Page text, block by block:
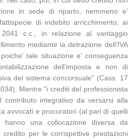
in sede di riparto, nemmeno e’
di indebito arricchimento, ai
2041 c.c., in relazione al vantaggio
mediante la detrazione dell’IVA
tale situazione e’ conseguenza
dell’imposta e non di
del sistema concorsuale” (Cass. 17
Mentre “i crediti del professionista
contributo integrativo da versarsi alla
avvocati e procuratori (al pari di quelli
hanno una collocazione diversa da
credito per le corrispettive prestazioni